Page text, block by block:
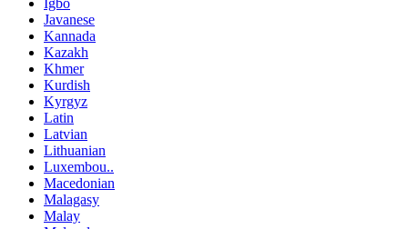
Igbo
Javanese
Kannada
Kazakh
Khmer
Kurdish
Kyrgyz
Latin
Latvian
Lithuanian
Luxembou..
Macedonian
Malagasy
Malay